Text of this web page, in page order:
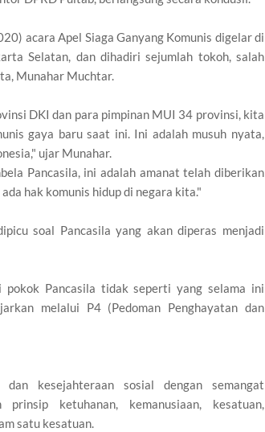
acara Apel Siaga Ganyang Komunis digelar di
Selatan, dan dihadiri sejumlah tokoh, salah
Munahar Muchtar.
DKI dan para pimpinan MUI 34 provinsi, kita
gaya baru saat ini. Ini adalah musuh nyata,
ujar Munahar.
Pancasila, ini adalah amanat telah diberikan
hak komunis hidup di negara kita."
soal Pancasila yang akan diperas menjadi
Pancasila tidak seperti yang selama ini
melalui P4 (Pedoman Penghayatan dan
kesejahteraan sosial dengan semangat
ketuhanan, kemanusiaan, kesatuan,
satu kesatuan.